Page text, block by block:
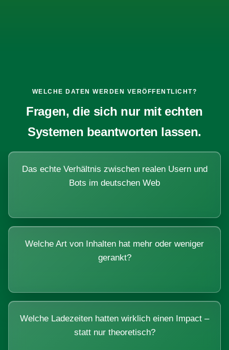
WELCHE DATEN WERDEN VERÖFFENTLICHT?
Fragen, die sich nur mit echten
Systemen beantworten lassen.
Das echte Verhältnis zwischen realen Usern und
Bots im deutschen Web
Welche Art von Inhalten hat mehr oder weniger
gerankt?
Welche Ladezeiten hatten wirklich einen Impact –
statt nur theoretisch?